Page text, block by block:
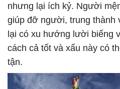
nhưng lại ích kỷ. Người
giúp đỡ người, trung thành
lại có xu hướng lười biếng
cách cả tốt và xấu này có
tận.